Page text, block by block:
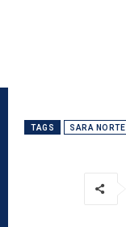
TAGS SARA NORTE